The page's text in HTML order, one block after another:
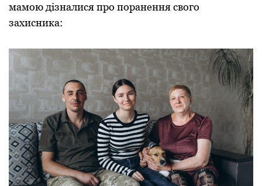
мамою дізналися про поранення свого
захисника: